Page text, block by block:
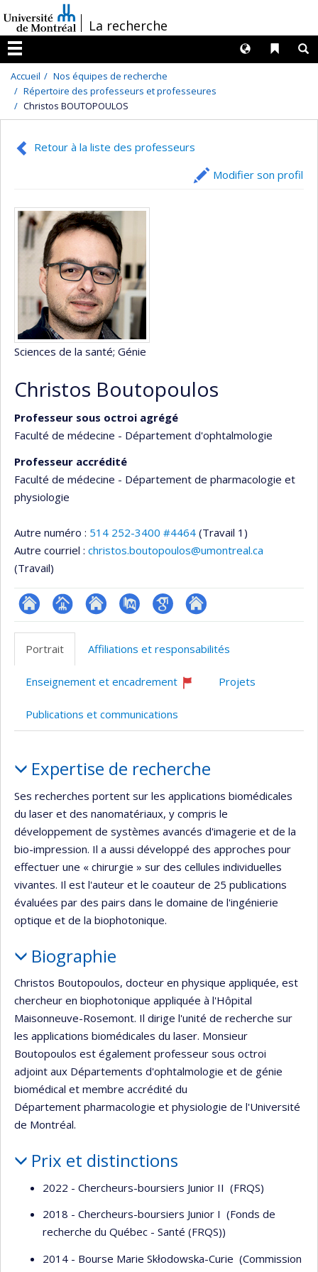
au
contenu
/La recherche
Menu
Liens
Langues
Accueil
Nos équipes de recherche
Répertoire des professeurs et professeures
Christos BOUTOPOULOS
Retour à la liste des professeurs
Modifier son profil
Sciences de la santé; Génie
Christos Boutopoulos
Professeur sous octroi agrégé
Faculté de médecine - Département d'ophtalmologie
Professeur accrédité
Faculté de médecine - Département de pharmacologie et
physiologie
Autre numéro : 514 252-3400 #4464 (Travail 1)
Autre courriel : christos.boutopoulos@umontreal.ca
(Travail)
ResearchGate
Page
professionnelle
(faculté,département,école)
Site
web
l’unité
recherche
PubMedGoogleAutre
Portrait Affiliations et responsabilités
Enseignement et encadrement
Projets
Publications et communications
Expertise de recherche
Ses recherches portent sur les applications biomédicales
du laser et des nanomatériaux, y compris le
développement de systèmes avancés d'imagerie et de la
bio-impression. Il a aussi développé des approches pour
effectuer une « chirurgie » sur des cellules individuelles
vivantes. Il est l'auteur et le coauteur de 25 publications
évaluées par des pairs dans le domaine de l'ingénierie
optique et de la biophotonique.
Biographie
Christos Boutopoulos, docteur en physique appliquée, est
chercheur en biophotonique appliquée à l'Hôpital
Maisonneuve-Rosemont. Il dirige l'unité de recherche sur
les applications biomédicales du laser. Monsieur
Boutopoulos est également professeur sous octroi
adjoint aux Départements d'ophtalmologie et de génie
biomédical et membre accrédité du
Département pharmacologie et physiologie de l'Université
de Montréal.
Prix et distinctions
2022 - Chercheurs-boursiers Junior II (FRQS)
2018 - Chercheurs-boursiers Junior I (Fonds de
recherche du Québec - Santé (FRQS))
2014 - Bourse Marie Skłodowska-Curie (Commission